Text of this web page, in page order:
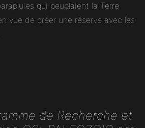
qui peuplaient la Terre
vue de créer une réserve avec les
de Recherche et